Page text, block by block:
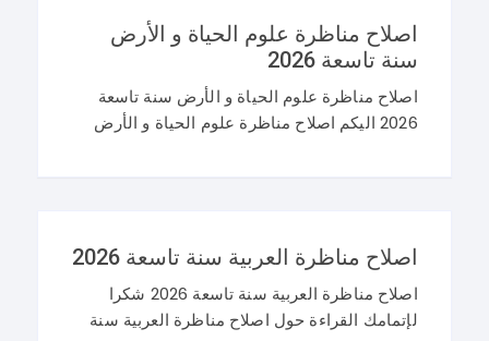
اصلاح مناظرة علوم الحياة و الأرض
سنة تاسعة 2026
اصلاح مناظرة علوم الحياة و الأرض سنة تاسعة
2026 اليكم اصلاح مناظرة علوم الحياة و الأرض
اصلاح مناظرة العربية سنة تاسعة 2026
اصلاح مناظرة العربية سنة تاسعة 2026 شكرا
لإتمامك القراءة حول اصلاح مناظرة العربية سنة